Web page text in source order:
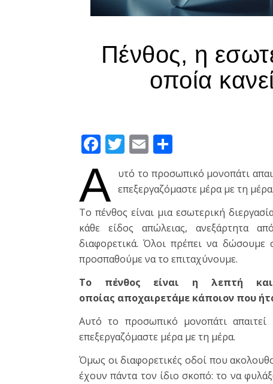
Πένθος, η
οποία
Facebook
Twitter
Email
Α υτό το προσωπικό μονοπάτι
επεξεργαζόμαστε μέρα με τη μέρα.
Το πένθος είναι μια εσωτερική
κάθε είδος απώλειας, ανεξάρτητα
διαφορετικά. Όλοι πρέπει να
προσπαθούμε να το επιταχύνουμε.
Το πένθος είναι η λεπτή και
οποίας αποχαιρετάμε κάποιον που
Αυτό το προσωπικό μονοπάτι
επεξεργαζόμαστε μέρα με τη μέρα.
Όμως οι διαφορετικές οδοί που
έχουν πάντα τον ίδιο σκοπό: το να